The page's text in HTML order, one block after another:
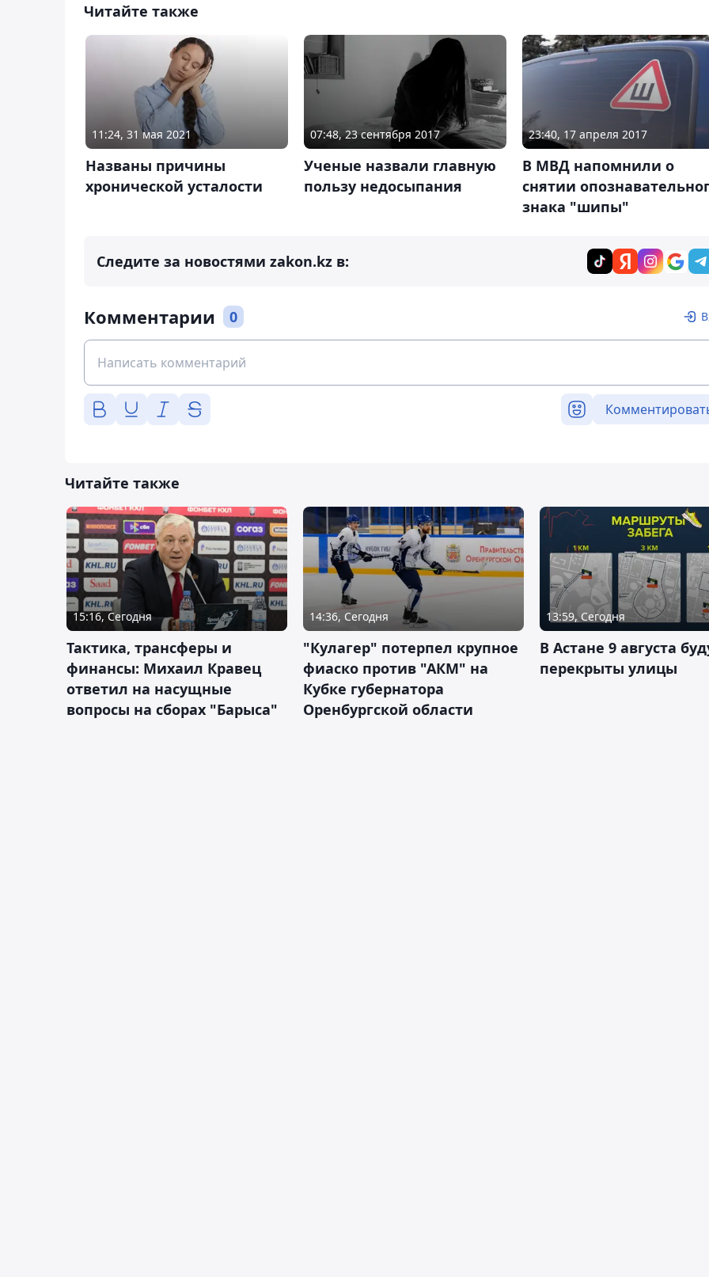
Читайте также
11:24, 31 мая 2021
Названы причины
хронической усталости
07:48, 23 сентября 2017
Ученые назвали главную
пользу недосыпания
23:40, 17 апреля 2017
В МВД напомнили о
снятии
знака "шипы"
Следите за новостями zakon.kz в:
Комментарии 0
Читайте также
15:16, Сегодня
Тактика, трансферы и
финансы: Михаил Кравец
ответил на насущные
вопросы на сборах "Барыса"
14:36, Сегодня
"Кулагер" потерпел крупное
фиаско против "АКМ" на
Кубке губернатора
Оренбургской области
13:59, Сегодня
В Астане 9 августа
перекрыты улицы